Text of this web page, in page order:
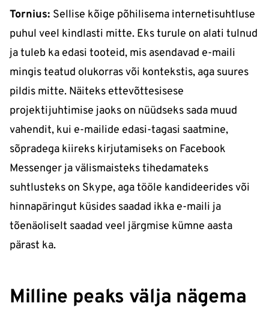
Tornius: Sellise kõige põhilisema internetisuhtluse
puhul veel kindlasti mitte. Eks turule on alati tulnud
ja tuleb ka edasi tooteid, mis asendavad e-maili
mingis teatud olukorras või kontekstis, aga suures
pildis mitte. Näiteks ettevõttesisese
projektijuhtimise jaoks on nüüdseks sada muud
vahendit, kui e-mailide edasi-tagasi saatmine,
sõpradega kiireks kirjutamiseks on Facebook
Messenger ja välismaisteks tihedamateks
suhtlusteks on Skype, aga tööle kandideerides või
hinnapäringut küsides saadad ikka e-maili ja
tõenäoliselt saadad veel järgmise kümne aasta
pärast ka.
Milline peaks välja nägema